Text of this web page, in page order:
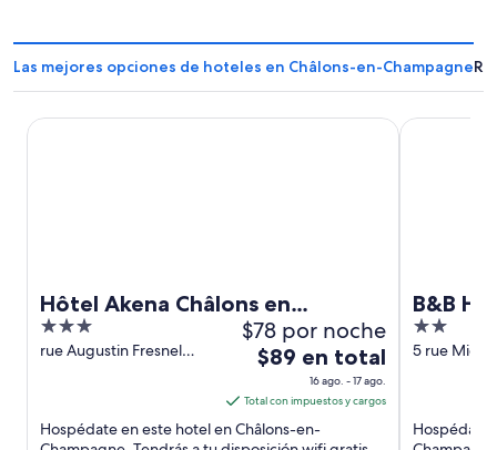
Las mejores opciones de hoteles en Châlons-en-Champagne
Hôtel Akena Châlons en
Champagne
3
out
rue Augustin Fresnel
$78 por noche
El
es
de
$89 en total
16 ago. - 17 ago.
Total con impuestos y cargos
Hospédate en este hotel en Châlons-en-
Hôtel Akena Châlons en Champagne
B&B
2
out
5 rue
Hospédate
B&B